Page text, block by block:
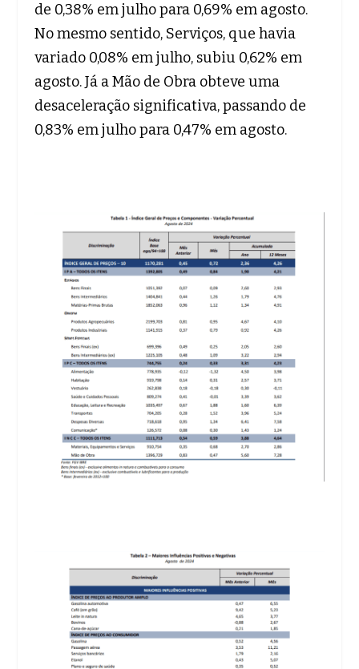
de 0,38% em julho para 0,69% em agosto.
No mesmo sentido, Serviços, que havia
variado 0,08% em julho, subiu 0,62% em
agosto. Já a Mão de Obra obteve uma
desaceleração significativa, passando de
0,83% em julho para 0,47% em agosto.